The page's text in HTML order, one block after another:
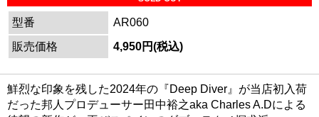
型番
AR060
販売価格
4,950円(税込)
鮮烈な印象を残した2024年の『Deep Diver』が当店初入荷
だった邦人プロデューサー田中裕之aka Charles A.Dによる